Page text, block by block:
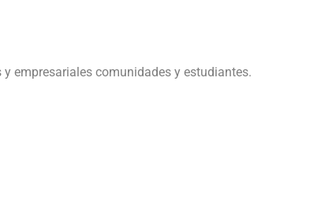
empresariales comunidades y estudiantes.